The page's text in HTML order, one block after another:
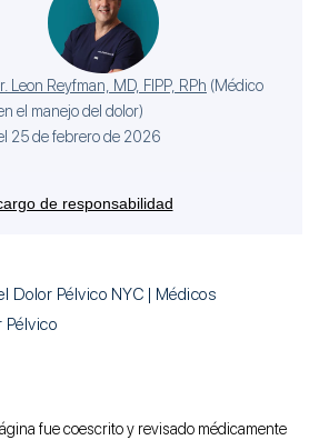
Leon Reyfman, MD, FIPP, RPh (Médico
el manejo del dolor)
25 de febrero de 2026
de responsabilidad
Dolor Pélvico NYC | Médicos
Pélvico
fue coescrito y revisado médicamente